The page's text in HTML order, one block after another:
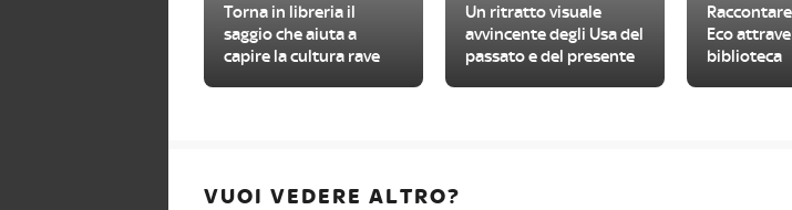
Torna in libreria il
saggio che aiuta a
capire la cultura rave
Un ritratto visuale
avvincente degli Usa del
passato e del presente
Eco
biblioteca
VUOI VEDERE ALTRO?